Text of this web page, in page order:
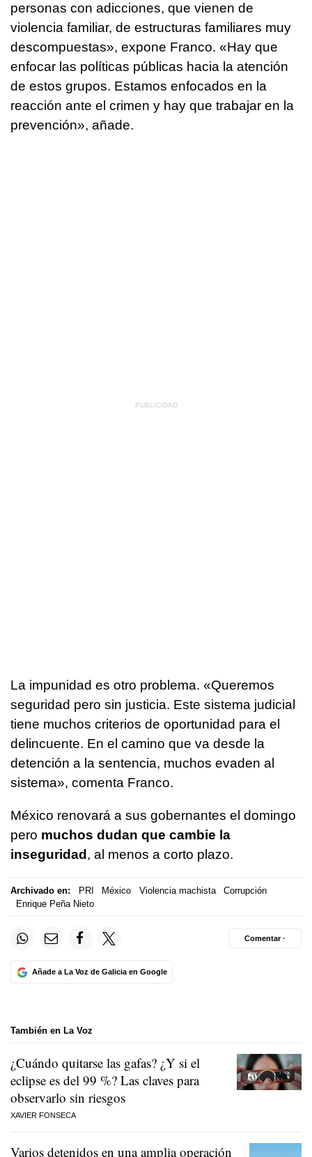
personas con adicciones, que vienen de
violencia familiar, de estructuras familiares muy
descompuestas», expone Franco. «Hay que
enfocar las políticas públicas hacia la atención
de estos grupos. Estamos enfocados en la
reacción ante el crimen y hay que trabajar en la
prevención», añade.
La impunidad es otro problema. «Queremos
seguridad pero sin justicia. Este sistema judicial
tiene muchos criterios de oportunidad para el
delincuente. En el camino que va desde la
detención a la sentencia, muchos evaden al
sistema», comenta Franco.
México renovará a sus gobernantes el domingo
pero muchos dudan que cambie la
inseguridad , al menos a corto plazo.
Archivado en: PRI México Violencia machista
Corrupción
Enrique Peña Nieto
Añade a La Voz de Galicia en Google
Comentar ·
También en La Voz
¿Cuándo quitarse las gafas? ¿Y si el
eclipse es del 99 %? Las claves para
observarlo sin riesgos
XAVIER FONSECA
Varios detenidos en una amplia operación